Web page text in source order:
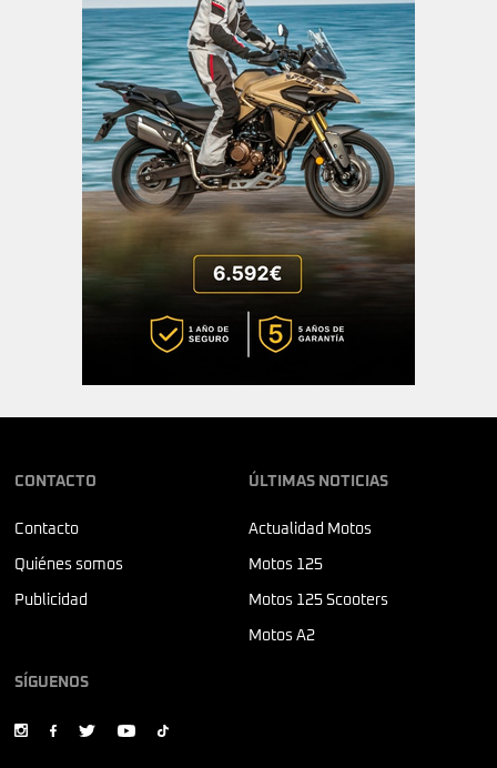
CONTACTO
Contacto
Quiénes somos
Publicidad
ÚLTIMAS NOTICIAS
Actualidad Motos
Motos 125
Motos 125 Scooters
Motos A2
SÍGUENOS